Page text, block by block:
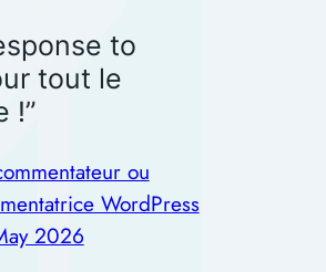
to
tout le
!”
ou
WordPress
2026